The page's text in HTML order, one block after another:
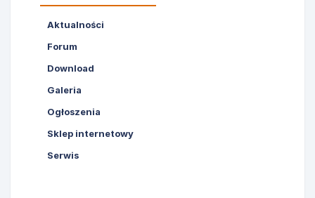
Aktualności
Forum
Download
Galeria
Ogłoszenia
Sklep internetowy
Serwis